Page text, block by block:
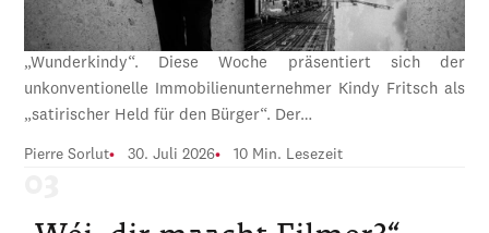
„Wunderkindy“. Diese Woche präsentiert sich der
unkonventionelle Immobilienunternehmer Kindy Fritsch als
„satirischer Held für den Bürger“. Der…
Pierre Sorlut 30. Juli 2026 10 Min. Lesezeit